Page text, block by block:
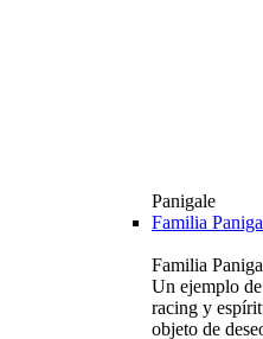
Panigale
Familia
Familia
Un ejemplo
racing y
objeto de